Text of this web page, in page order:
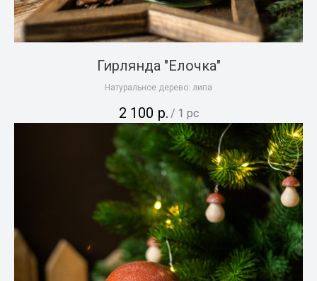
Гирлянда "Елочка"
Натуральное дерево: липа
2 100 р. / 1 pc